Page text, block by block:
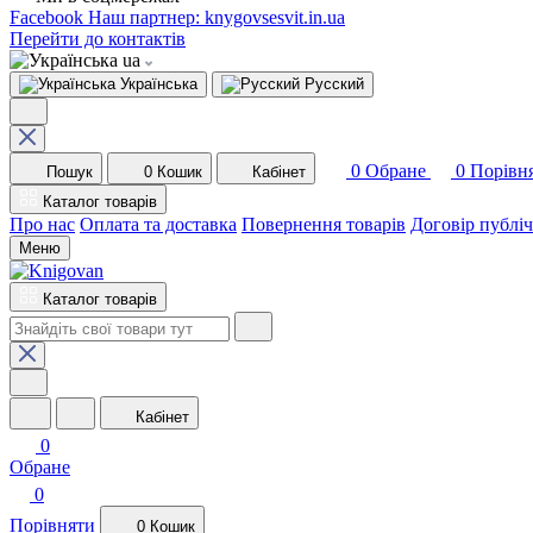
Facebook Наш партнер: knygovsesvit.in.ua
Перейти до контактів
ua
Українська Русский
Пошук 0 Кошик Кабінет 0 Обране 0
Каталог товарів
Про нас Оплата та доставка Повернення товарів Договір
Меню
Каталог товарів
Кабінет
0
Обране
0
Порівняти
0 Кошик